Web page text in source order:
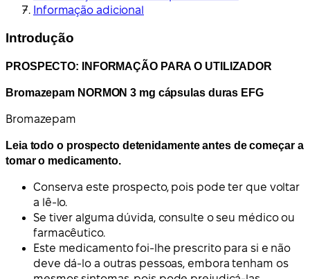
Informação adicional
Introdução
PROSPECTO: INFORMAÇÃO PARA O UTILIZADOR
Bromazepam NORMON 3 mg cápsulas duras EFG
Bromazepam
Leia todo o prospecto detenidamente antes de começar a
tomar o medicamento.
Conserva este prospecto, pois pode ter que voltar
a lê-lo.
Se tiver alguma dúvida, consulte o seu médico ou
farmacêutico.
Este medicamento foi-lhe prescrito para si e não
deve dá-lo a outras pessoas, embora tenham os